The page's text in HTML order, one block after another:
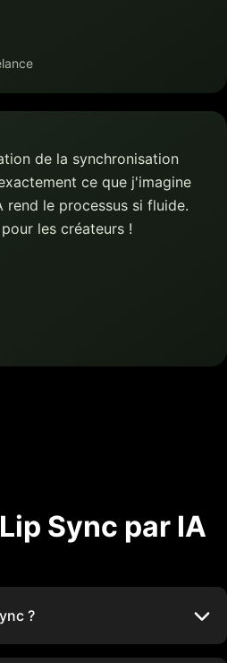
de la synchronisation
ce que j'imagine
rend le processus si fluide.
les créateurs !
Sync par IA
?